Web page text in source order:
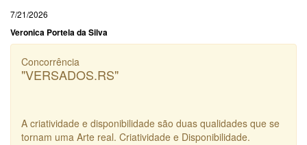
7/21/2026
Veronica Portela da Silva
Concorrência
"VERSADOS.RS"
A criatividade e disponibilidade são duas qualidades que se
tornam uma Arte real. Criatividade e Disponibilidade.